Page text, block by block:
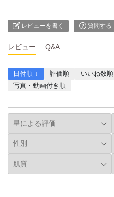
も、 使ったあとはしっとり
までしなやか🌿 週に数回取
り入れるだけで、 髪の扱い
やすさが変わる印象です👍🏻
香りはフルーティー＆フロ
ーラル🌼 甘すぎず、どこか
ムがちょっと特別になる香
りです🤍 #レイヴィー
ゴートミルク 肌に優しい
ィーヘアシャンプー レイヴ
ィーヘアコンディショナー
レビューを書く 質問する
レビュー Q&A
日付順 ↓ 評価順 いいね数順
写真・動画付き順